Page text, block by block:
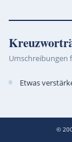
Umschreibungen
Etwas
©